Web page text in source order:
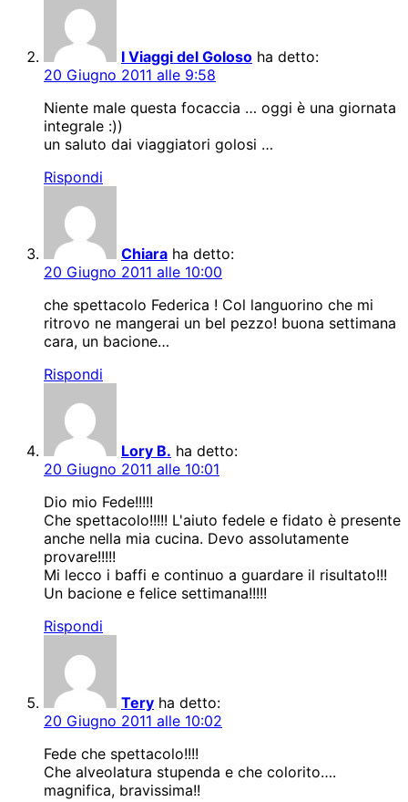
I Viaggi del Goloso ha detto:
20 Giugno 2011 alle 9:58
Niente male questa focaccia … oggi è una giornata
integrale :))
un saluto dai viaggiatori golosi …
Rispondi
Chiara ha detto:
20 Giugno 2011 alle 10:00
che spettacolo Federica ! Col languorino che mi
ritrovo ne mangerai un bel pezzo! buona settimana
cara, un bacione…
Rispondi
Lory B. ha detto:
20 Giugno 2011 alle 10:01
Dio mio Fede!!!!!
Che spettacolo!!!!! L'aiuto fedele e fidato è presente
anche nella mia cucina. Devo assolutamente
provare!!!!!
Mi lecco i baffi e continuo a guardare il risultato!!!
Un bacione e felice settimana!!!!!
Rispondi
Tery ha detto:
20 Giugno 2011 alle 10:02
Fede che spettacolo!!!!
Che alveolatura stupenda e che colorito….
magnifica, bravissima!!